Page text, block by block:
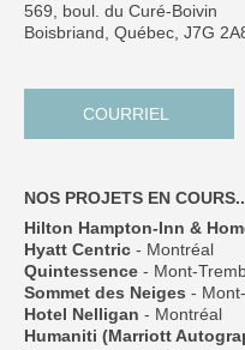
569, boul. du Curé-Boivin
Boisbriand, Québec, J7G
COURRIEL
NOS PROJETS EN
Hilton Hampton-Inn &
Hyatt Centric - Montréal
Quintessence - Mont-
Sommet des Neiges -
Hotel Nelligan - Montréal
Humaniti (Marriott